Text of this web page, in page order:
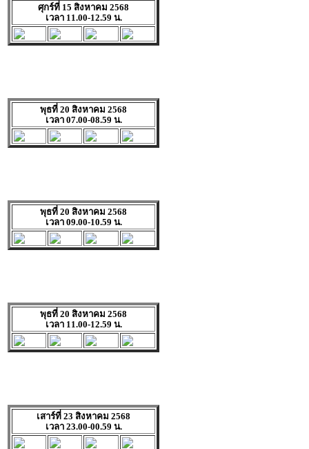
ศุกร์ที่ 15 สิงหาคม 2568
เวลา 11.00-12.59 น.
พุธที่ 20 สิงหาคม 2568
เวลา 07.00-08.59 น.
พุธที่ 20 สิงหาคม 2568
เวลา 09.00-10.59 น.
พุธที่ 20 สิงหาคม 2568
เวลา 11.00-12.59 น.
เสาร์ที่ 23 สิงหาคม 2568
เวลา 23.00-00.59 น.